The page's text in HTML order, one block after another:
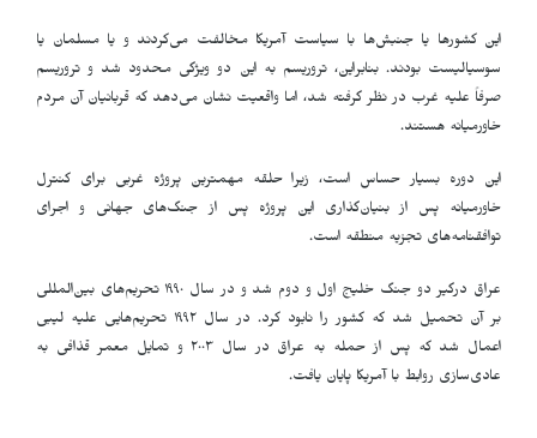
این کشورها یا جنبش‌ها با سیاست آمریکا مخالفت می‌کردند و یا مسلمان یا
سوسیالیست بودند. بنابراین، تروریسم به این دو ویژگی محدود شد و تروریسم
صرفاً علیه غرب در نظر گرفته شد، اما واقعیت نشان می‌دهد که قربانیان آن مردم
خاورمیانه هستند.
این دوره بسیار حساس است، زیرا حلقه مهمترین پروژه غربی برای کنترل
خاورمیانه پس از بنیان‌گذاری این پروژه پس از جنگ‌های جهانی و اجرای
توافقنامه‌های تجزیه منطقه است.
عراق درگیر دو جنگ خلیج اول و دوم شد و در سال ١٩٩٠ تحریم‌های بین‌المللی
بر آن تحمیل شد که کشور را نابود کرد. در سال ١٩٩٢ تحریم‌هایی علیه لیبی
اعمال شد که پس از حمله به عراق در سال ٢٠٠٣ و تمایل معمر قذافی به
عادی‌سازی روابط با آمریکا پایان یافت.